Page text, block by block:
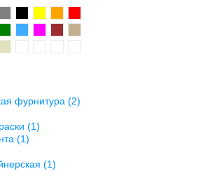
фурнитура (2)
(1)
(1)
(1)